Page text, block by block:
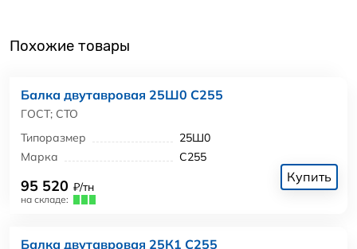
Похожие товары
Балка двутавровая 25Ш0 С255
ГОСТ; СТО
Типоразмер
25Ш0
Марка
С255
95 520 ₽/тн
на складе:
Купить
Балка двутавровая 25К1 С255